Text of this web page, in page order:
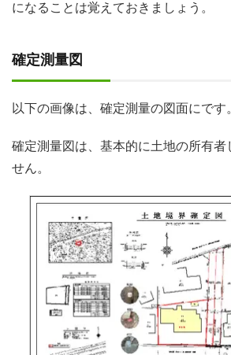
になることは覚えておきましょう。
確定測量図
以下の画像は、確定測量の図面にです
確定測量図は、基本的に土地の所有者
せん。